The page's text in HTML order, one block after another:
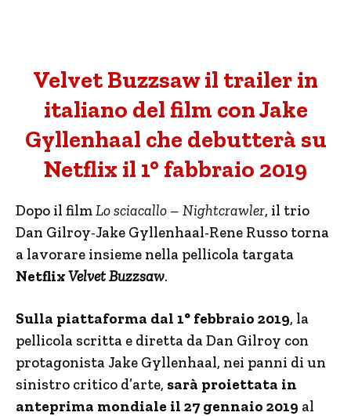
Velvet Buzzsaw il trailer in
italiano del film con Jake
Gyllenhaal che debutterà su
Netflix il 1° fabbraio 2019
Dopo il filmLo sciacallo – Nightcrawler, il trio
Dan Gilroy-Jake Gyllenhaal-Rene Russo torna
a lavorare insieme nella pellicola targata
NetflixVelvet Buzzsaw.
Sulla piattaforma dal 1° febbraio 2019, la
pellicola scritta e diretta da Dan Gilroy con
protagonista Jake Gyllenhaal, nei panni di un
sinistro critico d’arte, sarà proiettata in
anteprima mondiale il 27 gennaio 2019 al